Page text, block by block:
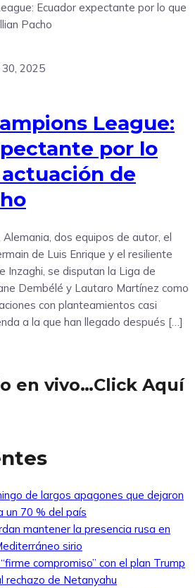
2025
League:
por lo
de
dos equipos de autor, el
de Luis Enrique y el resiliente
Inzaghi, se disputan la Liga de
Dembélé y Lautaro Martínez como
con planteamientos casi
a la que han llegado después […]
en vivo…Click Aquí
de largos apagones que dejaron
un 70 % del país
mantener la presencia rusa en
sirio
compromiso” con el plan Trump
rechazo de Netanyahu